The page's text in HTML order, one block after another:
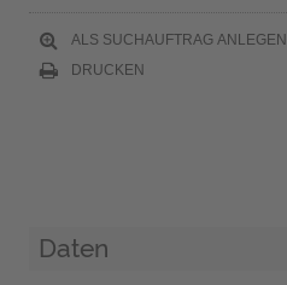
ALS SUCHAUFTRAG ANLEGEN
DRUCKEN
Daten